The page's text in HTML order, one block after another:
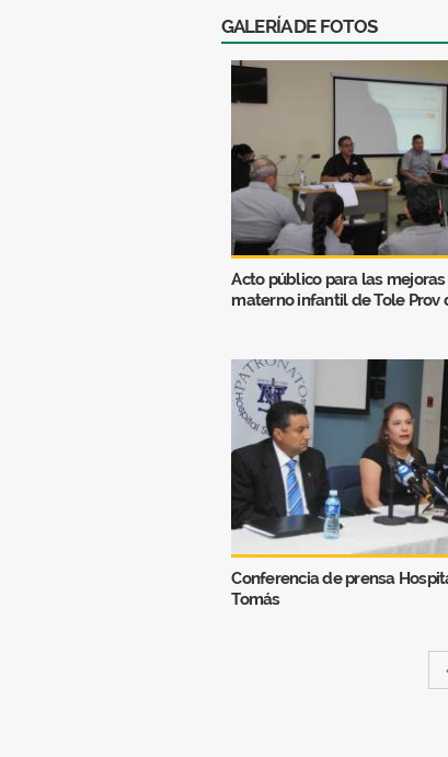
GALERÍA DE FOTOS
Acto público para las
materno infantil de Tole Prov
Conferencia de prensa
Tomás